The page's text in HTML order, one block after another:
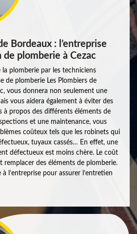
Bordeaux : l’entreprise
de plomberie à Cezac
la plomberie par les techniciens
de plomberie Les Plombiers de
vous donnera non seulement une
vous aidera également à éviter des
à propos des différents éléments de
et une maintenance, vous
coûteux tels que les robinets qui
tuyaux cassés… En effet, une
défectueux est moins chère. Le coût
remplacer des éléments de plomberie.
l’entreprise pour assurer l’entretien